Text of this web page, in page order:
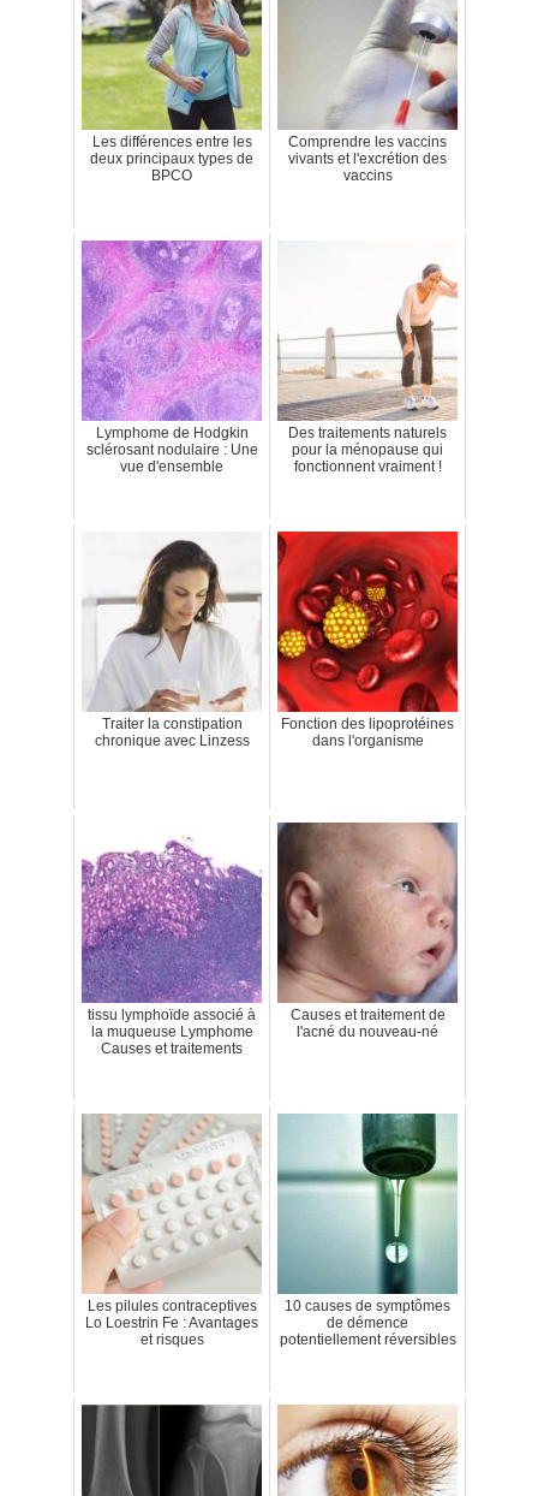
Les différences entre les
deux principaux types de
BPCO
Comprendre les vaccins
vivants et l'excrétion des
vaccins
Lymphome de Hodgkin
sclérosant nodulaire : Une
vue d'ensemble
Des traitements naturels
pour la ménopause qui
fonctionnent vraiment !
Traiter la constipation
chronique avec Linzess
Fonction des lipoprotéines
dans l'organisme
tissu lymphoïde associé à
la muqueuse Lymphome
Causes et traitements
Causes et traitement de
l'acné du nouveau-né
Les pilules contraceptives
Lo Loestrin Fe : Avantages
et risques
10 causes de symptômes
de démence
potentiellement réversibles